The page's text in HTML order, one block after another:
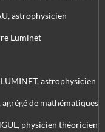
astrophysicien
Luminet
astrophysicien
de mathématiques
physicien théoricien